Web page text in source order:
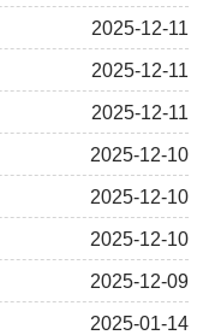
2025-12-11
2025-12-11
2025-12-11
2025-12-10
2025-12-10
2025-12-10
2025-12-09
2025-01-14